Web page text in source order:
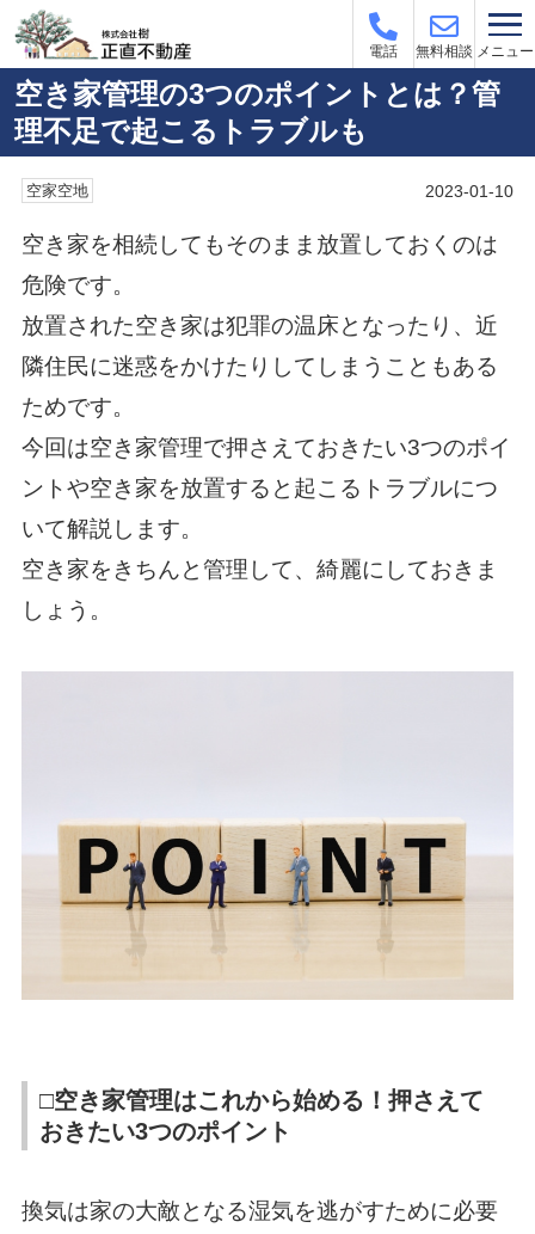
電話 無料相談 メニュー
空き家管理の3つのポイントとは？管
理不足で起こるトラブルも
空家空地 2023-01-10
空き家を相続してもそのまま放置しておくのは
危険です。
放置された空き家は犯罪の温床となったり、近
隣住民に迷惑をかけたりしてしまうこともある
ためです。
今回は空き家管理で押さえておきたい3つのポイ
ントや空き家を放置すると起こるトラブルにつ
いて解説します。
空き家をきちんと管理して、綺麗にしておきま
しょう。
□空き家管理はこれから始める！押さえて
おきたい3つのポイント
換気は家の大敵となる湿気を逃がすために必要